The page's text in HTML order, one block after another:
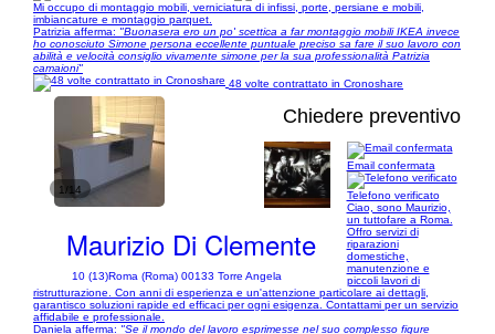
Mi occupo di montaggio mobili, verniciatura di infissi, porte, persiane e mobili,
imbiancature e montaggio parquet.
Patrizia afferma: "Buonasera ero un po' scettica a far montaggio mobili IKEA invece
ho conosciuto Simone persona eccellente puntuale preciso sa fare il suo lavoro con
abilità e velocità consiglio vivamente simone per la sua professionalità Patrizia
camaioni"
48 volte contrattato in Cronoshare
1/14
Chiedere preventivo
Maurizio Di Clemente
10 (13)Roma (Roma) 00133 Torre Angela
Email confermata
Telefono verificato
Ciao, sono Maurizio,
un tuttofare a Roma.
Offro servizi di
riparazioni
domestiche,
manutenzione e
piccoli lavori di
ristrutturazione. Con anni di esperienza e un'attenzione particolare ai dettagli,
garantisco soluzioni rapide ed efficaci per ogni esigenza. Contattami per un servizio
affidabile e professionale.
Daniela afferma: "Se il mondo del lavoro esprimesse nel suo complesso figure